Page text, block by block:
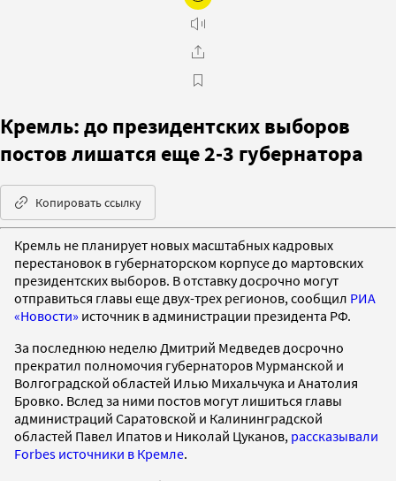
Кремль: до президентских выборов
постов лишатся еще 2-3 губернатора
Копировать ссылку
Кремль не планирует новых масштабных кадровых
перестановок в губернаторском корпусе до мартовских
президентских выборов. В отставку досрочно могут
отправиться главы еще двух-трех регионов, сообщил РИА
«Новости» источник в администрации президента РФ.
За последнюю неделю Дмитрий Медведев досрочно
прекратил полномочия губернаторов Мурманской и
Волгоградской областей Илью Михальчука и Анатолия
Бровко. Вслед за ними постов могут лишиться главы
администраций Саратовской и Калининградской
областей Павел Ипатов и Николай Цуканов, рассказывали
Forbes источники в Кремле.